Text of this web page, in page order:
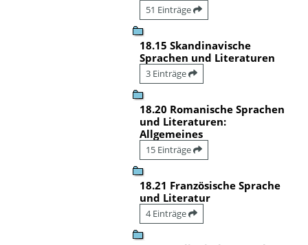
51 Einträge
18.15 Skandinavische
Sprachen und Literaturen
3 Einträge
18.20 Romanische Sprachen
und Literaturen:
Allgemeines
15 Einträge
18.21 Französische Sprache
und Literatur
4 Einträge